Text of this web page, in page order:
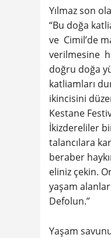
Yılmaz son
“Bu doğa
ve Cimil’de
verilmesine
doğru doğa
katliamları
ikincisini
Kestane
İkizdereliler
talancılara
beraber
eliniz çekin.
yaşam
Defolun.”
Yaşam